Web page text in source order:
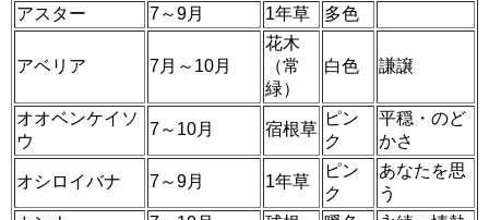
アスター 7～9月 1年草 多色
アベリア 7月～10月
花木
（常
緑）
白色 謙譲
オオベンケイソ
ウ
7～10月 宿根草
ピン
ク
平穏・のど
かさ
オシロイバナ 7～9月 1年草
ピン
ク
あなたを思
う